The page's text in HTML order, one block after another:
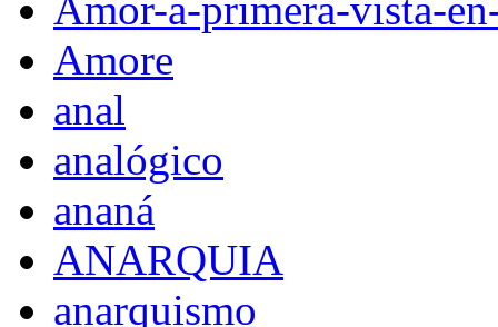
Amor-a-primera-vista-
Amore
anal
analógico
ananá
ANARQUIA
anarquismo